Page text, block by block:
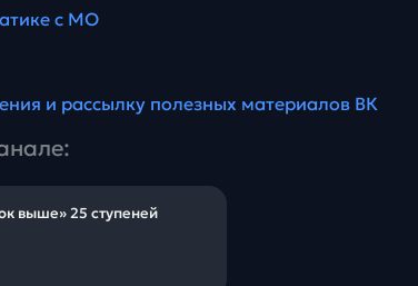
с МО
и рассылку полезных материалов ВК
выше» 25 ступеней